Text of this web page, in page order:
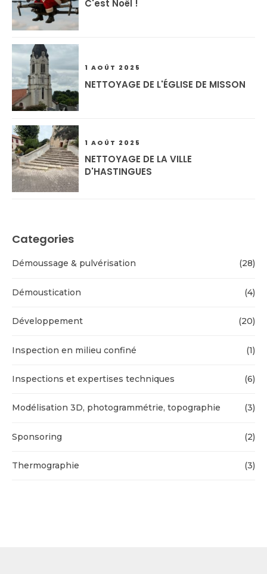
C'est Noël !
1 AOÛT 2025
NETTOYAGE DE L'ÉGLISE DE MISSON
1 AOÛT 2025
NETTOYAGE DE LA VILLE
D'HASTINGUES
Categories
Démoussage & pulvérisation (28)
Démoustication (4)
Développement (20)
Inspection en milieu confiné (1)
Inspections et expertises techniques (6)
Modélisation 3D, photogrammétrie, topographie (3)
Sponsoring (2)
Thermographie (3)